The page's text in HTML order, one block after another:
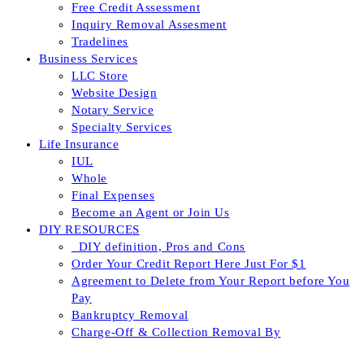
Free Credit Assessment
Inquiry Removal Assesment
Tradelines
Business Services
LLC Store
Website Design
Notary Service
Specialty Services
Life Insurance
IUL
Whole
Final Expenses
Become an Agent or Join Us
DIY RESOURCES
_DIY definition, Pros and Cons
Order Your Credit Report Here Just For $1
Agreement to Delete from Your Report before You
Pay
Bankruptcy Removal
Charge-Off & Collection Removal By